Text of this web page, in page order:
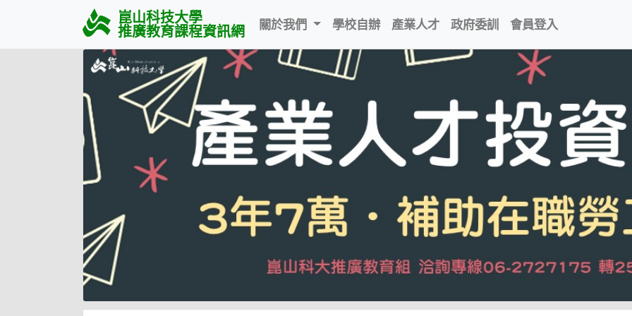
崑山科技大學
推廣教育課程資訊網 關於我們 學校自辦 產業人才 政府委訓 會員登入